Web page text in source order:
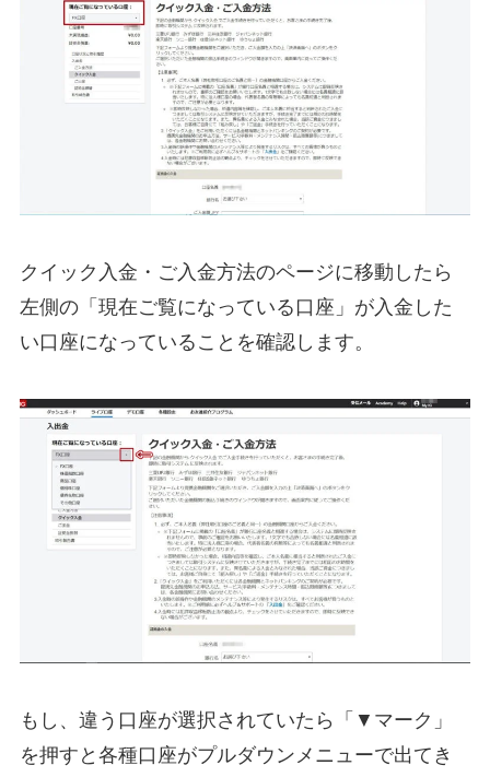
クイック入金・ご入金方法のページに移動したら
左側の「現在ご覧になっている口座」が入金した
い口座になっていることを確認します。
もし、違う口座が選択されていたら「▼マーク」
を押すと各種口座がプルダウンメニューで出てき